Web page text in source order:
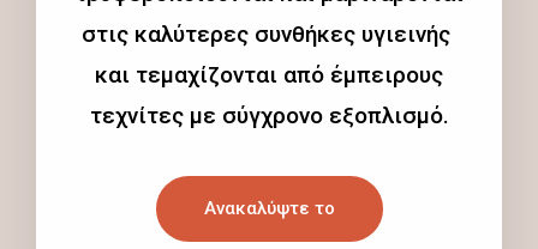
στις καλύτερες συνθήκες υγιεινής
και τεμαχίζονται από έμπειρους
τεχνίτες με σύγχρονο εξοπλισμό.
Ανακαλύψτε το